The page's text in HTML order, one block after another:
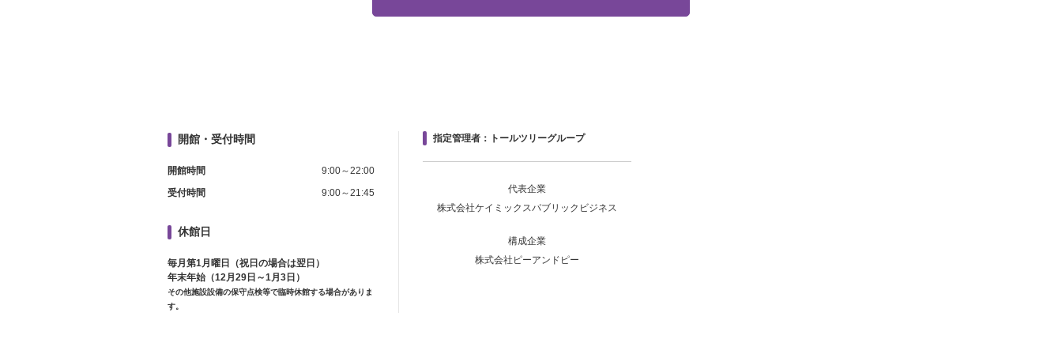
開館・受付時間
開館時間
9:00～22:00
受付時間
9:00～21:45
休館日
毎月第1月曜日（祝日の場合は翌日）
年末年始（12月29日～1月3日）
その他施設設備の保守点検等で臨時休館する場合がありま
す。
指定管理者：トールツリーグループ
代表企業
株式会社ケイミックスパブリックビジネス
構成企業
株式会社ピーアンドピー